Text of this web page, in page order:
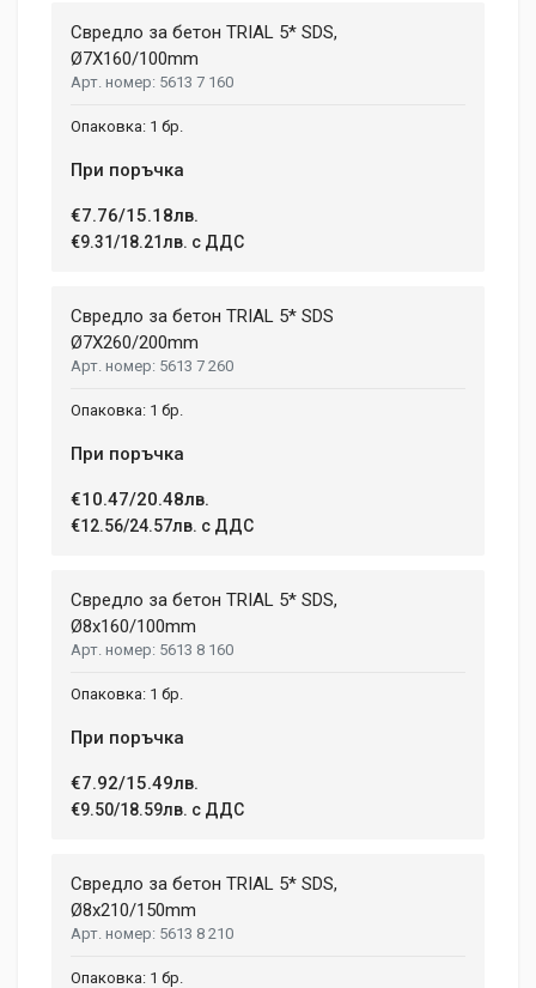
Свредло за бетон TRIAL 5* SDS,
Ø7X160/100mm
5613 7 160
1 бр.
При поръчка
€7.76/15.18лв.
€9.31/18.21лв. с ДДС
Свредло за бетон TRIAL 5* SDS
Ø7X260/200mm
5613 7 260
1 бр.
При поръчка
€10.47/20.48лв.
€12.56/24.57лв. с ДДС
Свредло за бетон TRIAL 5* SDS,
Ø8x160/100mm
5613 8 160
1 бр.
При поръчка
€7.92/15.49лв.
€9.50/18.59лв. с ДДС
Свредло за бетон TRIAL 5* SDS,
Ø8x210/150mm
5613 8 210
1 бр.